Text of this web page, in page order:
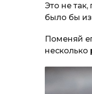
Это не
было бы
Поменяй
несколько